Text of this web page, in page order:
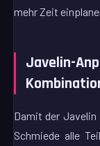
mehr Zeit
Javelin-
Damit der
Schmiede alle